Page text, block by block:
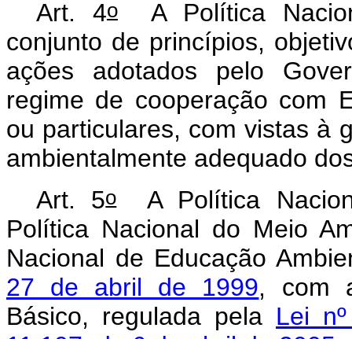
Art. 4oA Política
conjunto de princípios,
ações adotados pelo
regime de cooperação com
ou particulares, com vistas à
ambientalmente adequado
Art. 5oA Política
Política Nacional do Meio
Nacional de Educação
27 de abril de 1999, com
Básico, regulada pela Lei